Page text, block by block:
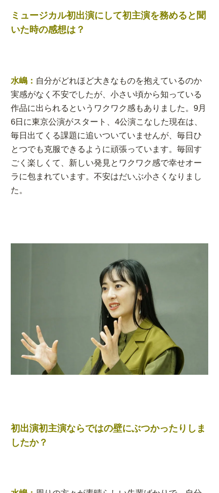
ミュージカル初出演にして初主演を務めると聞
いた時の感想は？
水嶋 ： 自分がどれほど大きなものを抱えているのか
実感がなく不安でしたが、小さい頃から知っている
作品に出られるというワクワク感もありました。9月
6日に東京公演がスタート、4公演こなした現在は、
毎日出てくる課題に追いついていませんが、毎日ひ
とつでも克服できるように頑張っています。毎回す
ごく楽しくて、新しい発見とワクワク感で幸せオー
ラに包まれています。不安はだいぶ小さくなりまし
た。
初出演初主演ならではの壁にぶつかったりしま
したか？